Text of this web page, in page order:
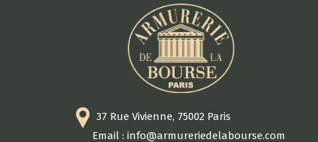
37 Rue Vivienne, 75002 Paris
Email : info@armureriedelabourse.com